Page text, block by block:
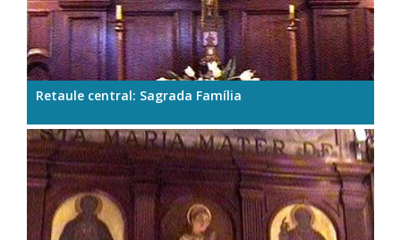
Retaule central: Sagrada Família